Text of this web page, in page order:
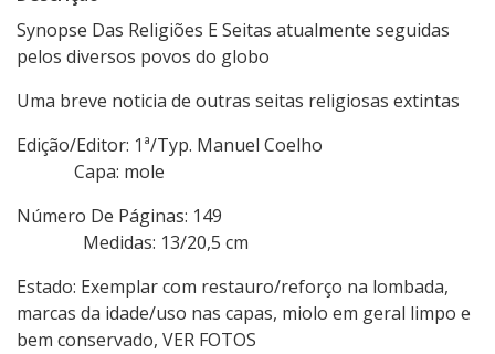
Synopse Das Religiões E Seitas atualmente seguidas
pelos diversos povos do globo
Uma breve noticia de outras seitas religiosas extintas
Edição/Editor: 1ª/Typ. Manuel Coelho
Capa: mole
Número De Páginas: 149
Medidas: 13/20,5 cm
Estado: Exemplar com restauro/reforço na lombada,
marcas da idade/uso nas capas, miolo em geral limpo e
bem conservado, VER FOTOS